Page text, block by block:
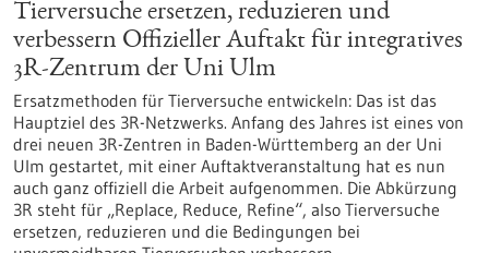
Tierversuche ersetzen, reduzieren und
verbessern Offizieller Auftakt für integratives
3R-Zentrum der Uni Ulm
Ersatzmethoden für Tierversuche entwickeln: Das ist das
Hauptziel des 3R-Netzwerks. Anfang des Jahres ist eines von
drei neuen 3R-Zentren in Baden-Württemberg an der Uni
Ulm gestartet, mit einer Auftaktveranstaltung hat es nun
auch ganz offiziell die Arbeit aufgenommen. Die Abkürzung
3R steht für „Replace, Reduce, Refine“, also Tierversuche
ersetzen, reduzieren und die Bedingungen bei